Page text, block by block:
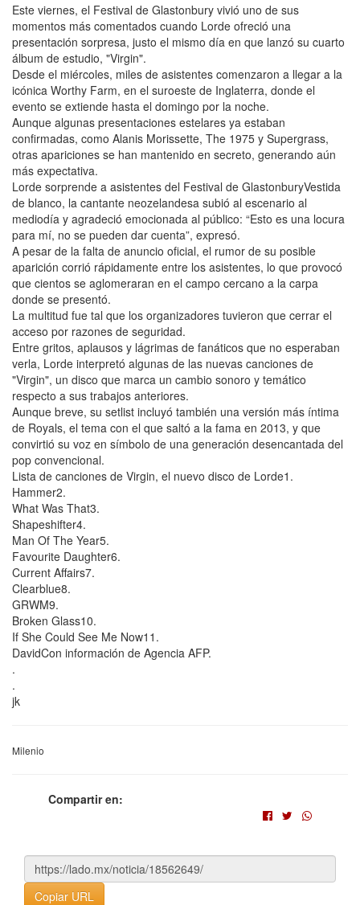
Este viernes, el Festival de Glastonbury vivió uno de sus
momentos más comentados cuando Lorde ofreció una
presentación sorpresa, justo el mismo día en que lanzó su cuarto
álbum de estudio, "Virgin".
Desde el miércoles, miles de asistentes comenzaron a llegar a la
icónica Worthy Farm, en el suroeste de Inglaterra, donde el
evento se extiende hasta el domingo por la noche.
Aunque algunas presentaciones estelares ya estaban
confirmadas, como Alanis Morissette, The 1975 y Supergrass,
otras apariciones se han mantenido en secreto, generando aún
más expectativa.
Lorde sorprende a asistentes del Festival de GlastonburyVestida
de blanco, la cantante neozelandesa subió al escenario al
mediodía y agradeció emocionada al público: “Esto es una locura
para mí, no se pueden dar cuenta”, expresó.
A pesar de la falta de anuncio oficial, el rumor de su posible
aparición corrió rápidamente entre los asistentes, lo que provocó
que cientos se aglomeraran en el campo cercano a la carpa
donde se presentó.
La multitud fue tal que los organizadores tuvieron que cerrar el
acceso por razones de seguridad.
Entre gritos, aplausos y lágrimas de fanáticos que no esperaban
verla, Lorde interpretó algunas de las nuevas canciones de
"Virgin", un disco que marca un cambio sonoro y temático
respecto a sus trabajos anteriores.
Aunque breve, su setlist incluyó también una versión más íntima
de Royals, el tema con el que saltó a la fama en 2013, y que
convirtió su voz en símbolo de una generación desencantada del
pop convencional.
Lista de canciones de Virgin, el nuevo disco de Lorde1.
Hammer2.
What Was That3.
Shapeshifter4.
Man Of The Year5.
Favourite Daughter6.
Current Affairs7.
Clearblue8.
GRWM9.
Broken Glass10.
If She Could See Me Now11.
DavidCon información de Agencia AFP.
.
.
jk
Milenio
Compartir en:
Copiar URL